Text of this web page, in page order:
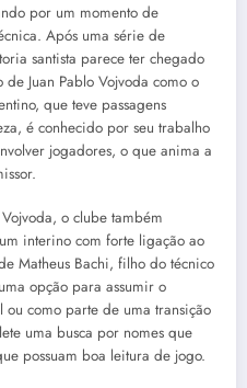
por um momento de
Após uma série de
santista parece ter chegado
Juan Pablo Vojvoda como o
que teve passagens
é conhecido por seu trabalho
jogadores, o que anima a
o clube também
interino com forte ligação ao
Matheus Bachi, filho do técnico
opção para assumir o
como parte de uma transição
uma busca por nomes que
possuam boa leitura de jogo.